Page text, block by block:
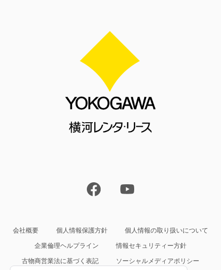
会社概要 個人情報保護方針 個人情報の取り扱いについて
企業倫理ヘルプライン 情報セキュリティー方針
古物商営業法に基づく表記 ソーシャルメディアポリシー